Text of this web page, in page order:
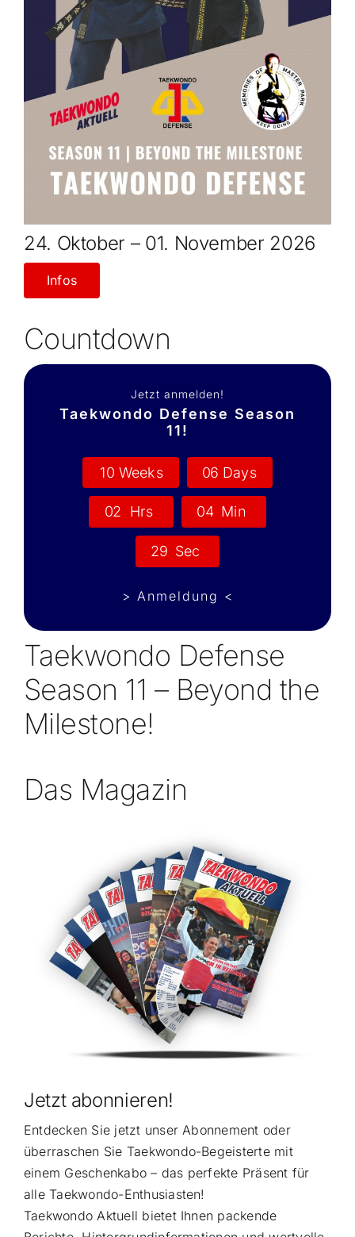
24. Oktober – 01. November 2026
Infos
Countdown
Jetzt anmelden!
Taekwondo Defense Season
11!
10 Weeks 06 Days
02 Hrs 04 Min
27 Sec
> Anmeldung <
Taekwondo Defense
Season 11 – Beyond the
Milestone!
Das Magazin
Jetzt abonnieren!
Entdecken Sie jetzt unser Abonnement oder
überraschen Sie Taekwondo-Begeisterte mit
einem Geschenkabo – das perfekte Präsent für
alle Taekwondo-Enthusiasten!
Taekwondo Aktuell bietet Ihnen packende